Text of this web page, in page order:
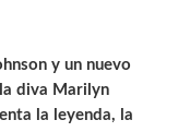
y un nuevo
diva Marilyn
la leyenda, la